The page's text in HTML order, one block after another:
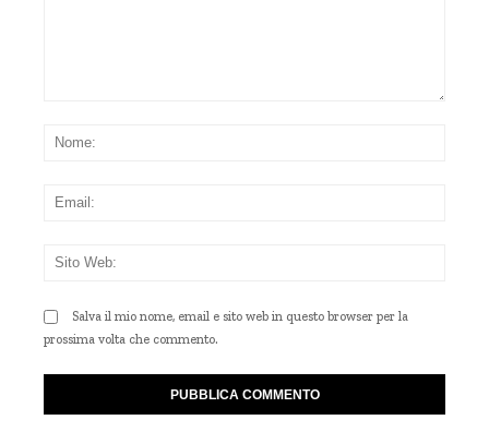
Salva il mio nome, email e sito web in questo browser per la
prossima volta che commento.